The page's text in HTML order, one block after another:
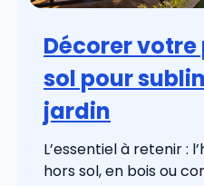
Décorer
sol pour
jardin
L’essentiel à retenir :
hors sol, en bois ou